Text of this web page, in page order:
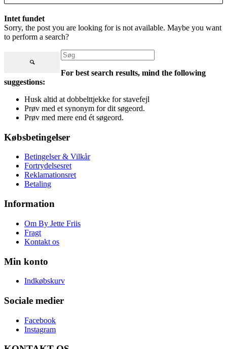
Intet fundet
Sorry, the post you are looking for is not available. Maybe you want
to perform a search?
For best search results, mind the following
suggestions:
Husk altid at dobbelttjekke for stavefejl
Prøv med et synonym for dit søgeord.
Prøv med mere end ét søgeord.
Købsbetingelser
Betingelser & Vilkår
Fortrydelsesret
Reklamationsret
Betaling
Information
Om By Jette Friis
Fragt
Kontakt os
Min konto
Indkøbskurv
Sociale medier
Facebook
Instagram